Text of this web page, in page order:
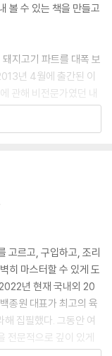
볼 수 있는 책을 만들고
지고기 파트를 대폭 보
년 4월에 출간된 이
관해 비전문가였던 내
의가 각계의 더 많은 분
로 다룬 훌륭한 정보
라진다. 해당 고기가
량 등을 소비자가 이
없다. 정육업계에 종사
하면, 소비자에게 더 좋
다.
소비를 위한 가장 기초
, 조리법 개발, 소비자
요한 과제 해결에 훌륭
기를 기대한다. 또 돼
고르고, 구입하고, 조리
히 마스터할 수 있게 도
년 현재 국내외 20
종원 대표가 최고의 육
집필했다. 그동안 여
전문적으로 깊이 있게